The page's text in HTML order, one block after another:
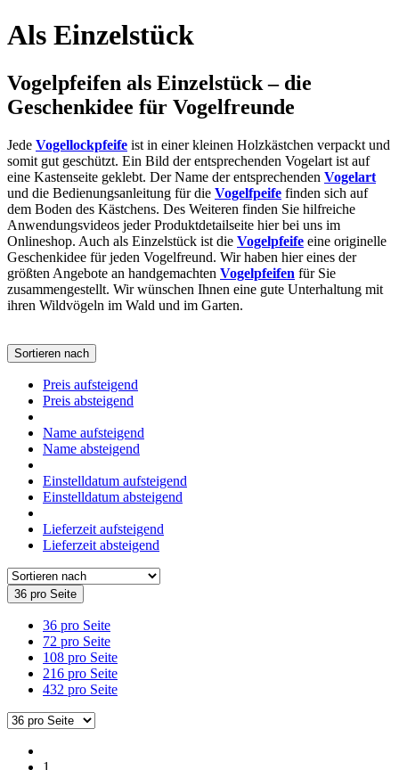
Als Einzelstück
Vogelpfeifen als Einzelstück – die
Geschenkidee für Vogelfreunde
Jede Vogellockpfeife ist in einer kleinen Holzkästchen verpackt und
somit gut geschützt. Ein Bild der entsprechenden Vogelart ist auf
eine Kastenseite geklebt. Der Name der entsprechenden Vogelart
und die Bedienungsanleitung für die Vogelfpeife finden sich auf
dem Boden des Kästchens. Des Weiteren finden Sie hilfreiche
Anwendungsvideos jeder Produktdetailseite hier bei uns im
Onlineshop. Auch als Einzelstück ist die Vogelpfeife eine originelle
Geschenkidee für jeden Vogelfreund. Wir haben hier eines der
größten Angebote an handgemachten Vogelpfeifen für Sie
zusammengestellt. Wir wünschen Ihnen eine gute Unterhaltung mit
ihren Wildvögeln im Wald und im Garten.
Sortieren nach
Preis aufsteigend
Preis absteigend
Name aufsteigend
Name absteigend
Einstelldatum aufsteigend
Einstelldatum absteigend
Lieferzeit aufsteigend
Lieferzeit absteigend
36 pro Seite
36 pro Seite
72 pro Seite
108 pro Seite
216 pro Seite
432 pro Seite
1